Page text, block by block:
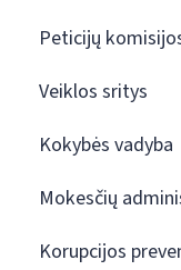
Peticijų
Veiklos sritys
Kokybės vadyba
Mokesčių
Korupcijos